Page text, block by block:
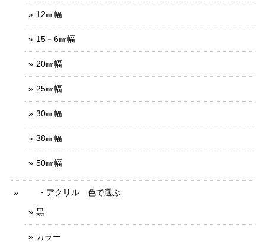
12㎜幅
15－6㎜幅
20㎜幅
25㎜幅
30㎜幅
38㎜幅
50㎜幅
・アクリル 色で選ぶ
黒
カラー